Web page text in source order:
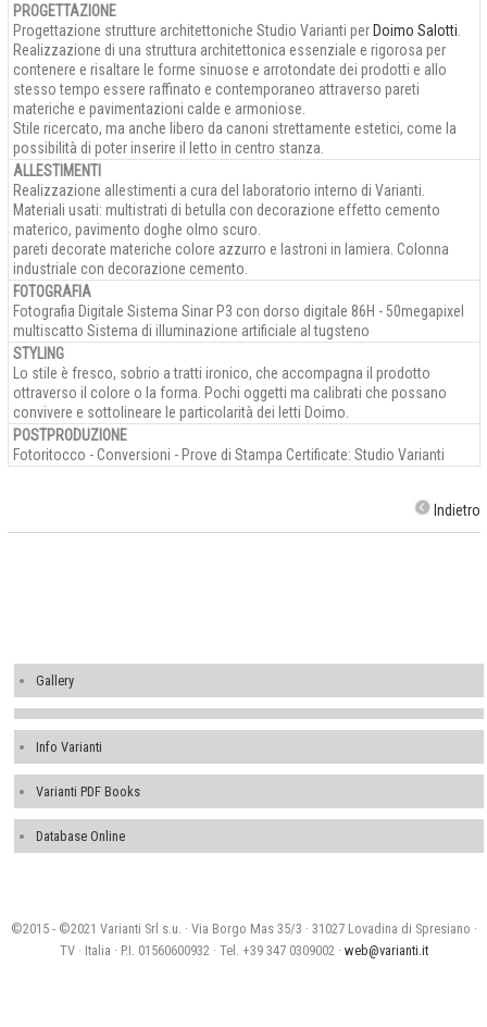
PROGETTAZIONE
Progettazione strutture architettoniche Studio Varianti per Doimo Salotti
Realizzazione di una struttura architettonica essenziale e rigorosa per
contenere e risaltare le forme sinuose e arrotondate dei prodotti e allo
stesso tempo essere raffinato e contemporaneo attraverso pareti
materiche e pavimentazioni calde e armoniose.
Stile ricercato, ma anche libero da canoni strettamente estetici, come la
possibilità di poter inserire il letto in centro stanza.
ALLESTIMENTI
Realizzazione allestimenti a cura del laboratorio interno di Varianti.
Materiali usati: multistrati di betulla con decorazione effetto cemento
materico, pavimento doghe olmo scuro.
pareti decorate materiche colore azzurro e lastroni in lamiera. Colonna
industriale con decorazione cemento.
FOTOGRAFIA
Fotografia Digitale Sistema Sinar P3 con dorso digitale 86H - 50megapixel
multiscatto Sistema di illuminazione artificiale al tugsteno
STYLING
Lo stile è fresco, sobrio a tratti ironico, che accompagna il prodotto
ottraverso il colore o la forma. Pochi oggetti ma calibrati che possano
convivere e sottolineare le particolarità dei letti Doimo.
POSTPRODUZIONE
Fotoritocco - Conversioni - Prove di Stampa Certificate: Studio Varianti
Indietro
Gallery
Info Varianti
Varianti PDF Books
Database Online
©2015 - ©2021 Varianti Srl s.u. · Via Borgo Mas 35/3 · 31027 Lovadina di Spresiano ·
TV · Italia · P.I. 01560600932 · Tel. +39 347 0309002 · web@varianti.it